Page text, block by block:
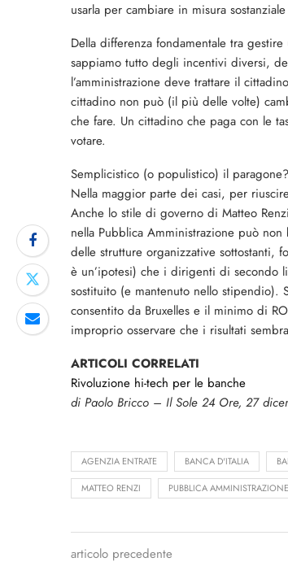
usarla per cambiare in misura
Della differenza fondamentale tra
sappiamo tutto degli incentivi diversi,
l’amministrazione deve trattare il
cittadino non può (il più delle volte)
che fare. Un cittadino che paga con le
votare.
Semplicistico (o populistico) il
Nella maggior parte dei casi, per
Anche lo stile di governo di Matteo
nella Pubblica Amministrazione può
delle strutture organizzative sottostanti,
è un’ipotesi) che i dirigenti di secondo
sostituito (e mantenuto nello
consentito da Bruxelles e il minimo di
improprio osservare che i risultati
ARTICOLI CORRELATI
Rivoluzione hi-tech per le banche
di Paolo Bricco – Il Sole 24 Ore, 27
AGENZIA ENTRATE BANCA D'ITALIA
MATTEO RENZI PUBBLICA AMMINISTRAZIONE
articolo precedente